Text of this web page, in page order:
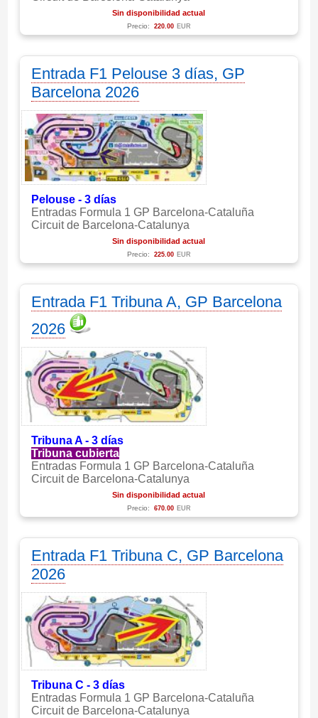
Sin disponibilidad actual
Precio: 220.00 EUR
Entrada F1 Pelouse 3 días, GP
Barcelona 2026
Pelouse - 3 días
Entradas Formula 1 GP Barcelona-Cataluña
Circuit de Barcelona-Catalunya
Sin disponibilidad actual
Precio: 225.00 EUR
Entrada F1 Tribuna A, GP Barcelona
2026
Tribuna A - 3 días
Tribuna cubierta
Entradas Formula 1 GP Barcelona-Cataluña
Circuit de Barcelona-Catalunya
Sin disponibilidad actual
Precio: 670.00 EUR
Entrada F1 Tribuna C, GP Barcelona
2026
Tribuna C - 3 días
Entradas Formula 1 GP Barcelona-Cataluña
Circuit de Barcelona-Catalunya